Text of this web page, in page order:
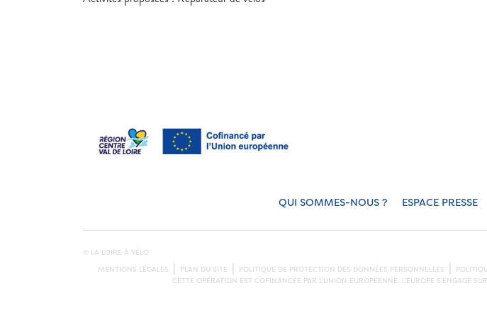
QUI SOMMES-NOUS ? ESPACE PRESSE
© LA LOIRE À VÉLO
MENTIONS LÉGALES
PLAN DU SITE POLITIQUE DE PROTECTION DES DONNÉES PERSONNELLES
CETTE OPÉRATION EST COFINANCÉE PAR L’UNION EUROPÉENNE. L'EUROPE S'ENGAGE